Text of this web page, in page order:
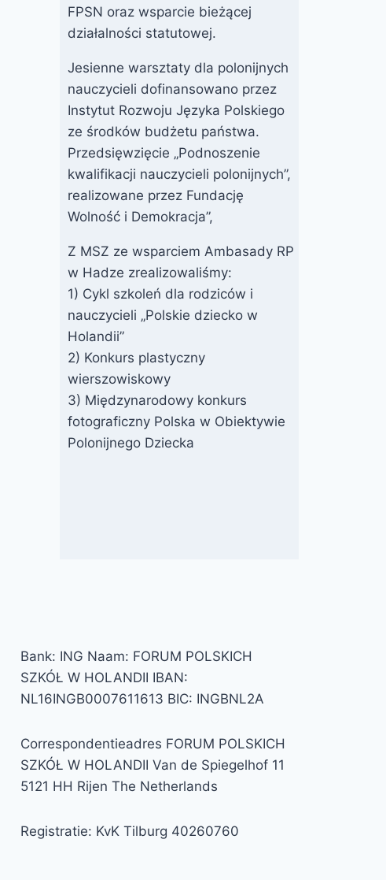
Konkurs
webmaster
zarząd
30 października 2013
Warsztaty dla
śpiewając.
Praktyczne
metody
polskiego”
FPSN oraz wsparcie bieżącej
działalności statutowej.
Jesienne warsztaty dla polonijnych
nauczycieli dofinansowano przez
Instytut Rozwoju Języka Polskiego
ze środków budżetu państwa.
Przedsięwzięcie „Podnoszenie
kwalifikacji nauczycieli polonijnych”,
realizowane przez Fundację
Wolność i Demokracja”,
Z MSZ ze wsparciem Ambasady RP
w Hadze zrealizowaliśmy:
1) Cykl szkoleń dla rodziców i
nauczycieli „Polskie dziecko w
Holandii”
2) Konkurs plastyczny
wierszowiskowy
3) Międzynarodowy konkurs
fotograficzny Polska w Obiektywie
Polonijnego Dziecka
Bank: ING Naam: FORUM POLSKICH
SZKÓŁ W HOLANDII IBAN:
NL16INGB0007611613 BIC: INGBNL2A
Correspondentieadres FORUM POLSKICH
SZKÓŁ W HOLANDII Van de Spiegelhof 11
5121 HH Rijen The Netherlands
Registratie: KvK Tilburg 40260760